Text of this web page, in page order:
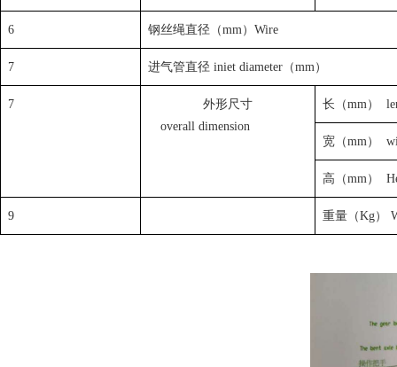
6 钢丝绳直径（mm）Wire
7 进气管直径 iniet diameter（mm）
7
外形尺寸
overall dimension
长（mm）
宽（mm）
高（mm）
9 重量（Kg）